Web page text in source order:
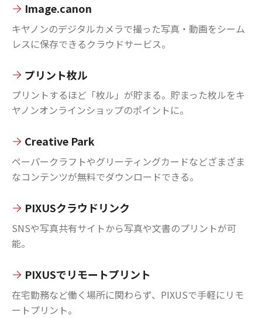
Image.canon
キヤノンのデジタルカメラで撮った写真・動画をシーム
レスに保存できるクラウドサービス。
プリント枚ル
プリントするほど「枚ル」が貯まる。貯まった枚ルをキ
ヤノンオンラインショップのポイントに。
Creative Park
ペーパークラフトやグリーティングカードなどざまざま
なコンテンツが無料でダウンロードできる。
PIXUSクラウドリンク
SNSや写真共有サイトから写真や文書のプリントが可
能。
PIXUSでリモートプリント
在宅勤務など働く場所に関わらず、PIXUSで手軽にリモ
ートプリント。